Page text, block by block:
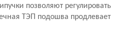
позволяют регулировать
ТЭП подошва продлевает